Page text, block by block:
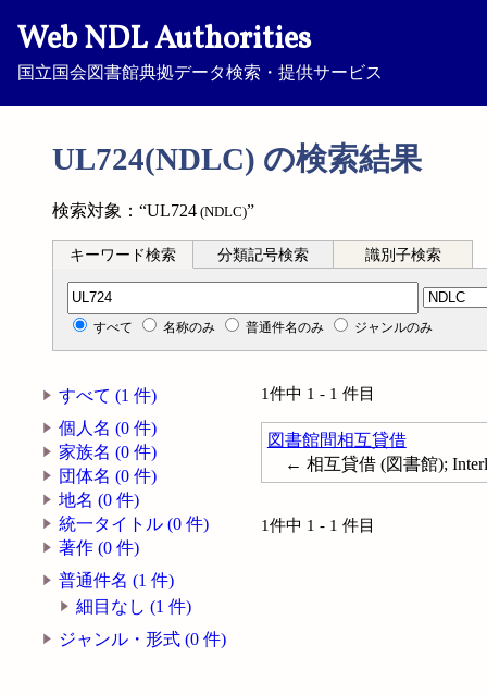
Web NDL Authorities
国立国会図書館典拠データ検索・提供サービス
UL724(NDLC) の検索結果
検索対象：“UL724 (NDLC)”
キーワード検索 分類記号検索 識別子検索
分類記号検索
すべて 名称のみ 普通件名のみ ジャンルのみ
すべて (1 件)
個人名 (0 件)
家族名 (0 件)
団体名 (0 件)
地名 (0 件)
統一タイトル (0 件)
著作 (0 件)
普通件名 (1 件)
細目なし (1 件)
ジャンル・形式 (0 件)
1件中 1 - 1 件目
図書館間相互貸借
← 相互貸借 (図書館);
1件中 1 - 1 件目